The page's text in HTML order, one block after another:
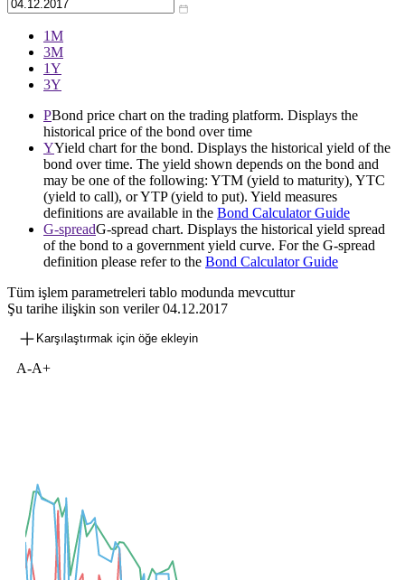
1М
3М
1Y
3Y
PBond price chart on the trading platform. Displays the
historical price of the bond over time
YYield chart for the bond. Displays the historical yield of the
bond over time. The yield shown depends on the bond and
may be one of the following: YTM (yield to maturity), YTC
(yield to call), or YTP (yield to put). Yield measures
definitions are available in the Bond Calculator Guide
G-spreadG-spread chart. Displays the historical yield spread
of the bond to a government yield curve. For the G-spread
definition please refer to the Bond Calculator Guide
Tüm işlem parametreleri tablo modunda mevcuttur
Şu tarihe ilişkin son veriler04.12.2017
Karşılaştırmak için öğe ekleyin